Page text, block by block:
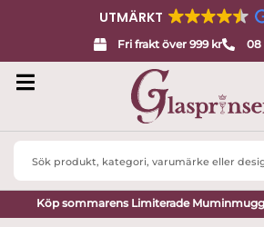
UTMÄRKT
Fri frakt över 999 kr 08
Search
Köp sommarens Limiterade